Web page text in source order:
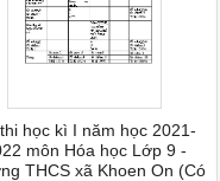
học kì I năm học 2021-
môn Hóa học Lớp 9 -
THCS xã Khoen On (Có